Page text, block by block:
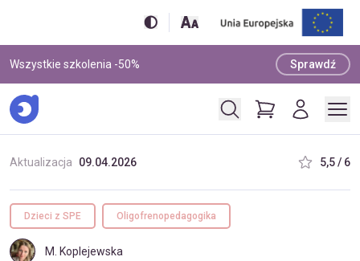
Wszystkie szkolenia -50% Sprawdź
Aktualizacja 09.04.2026 5,5 / 6
M. Koplejewska
Dzieci z SPE Oligofrenopedagogika